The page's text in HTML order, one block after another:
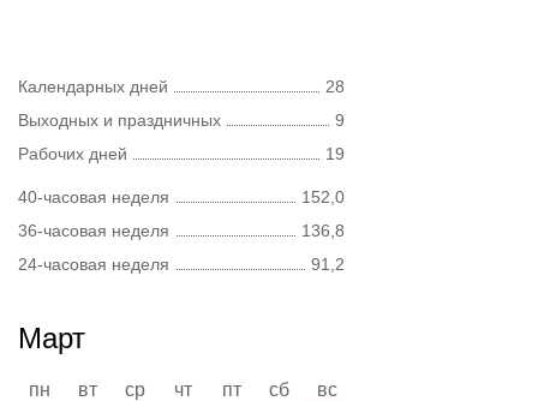
Календарных дней
28
Выходных и праздничных
9
Рабочих дней
19
40-часовая неделя
152,0
36-часовая неделя
136,8
24-часовая неделя
91,2
Март
пн вт ср чт пт сб
вс